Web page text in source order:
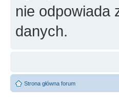
nie odpowiada
danych.
Strona główna forum